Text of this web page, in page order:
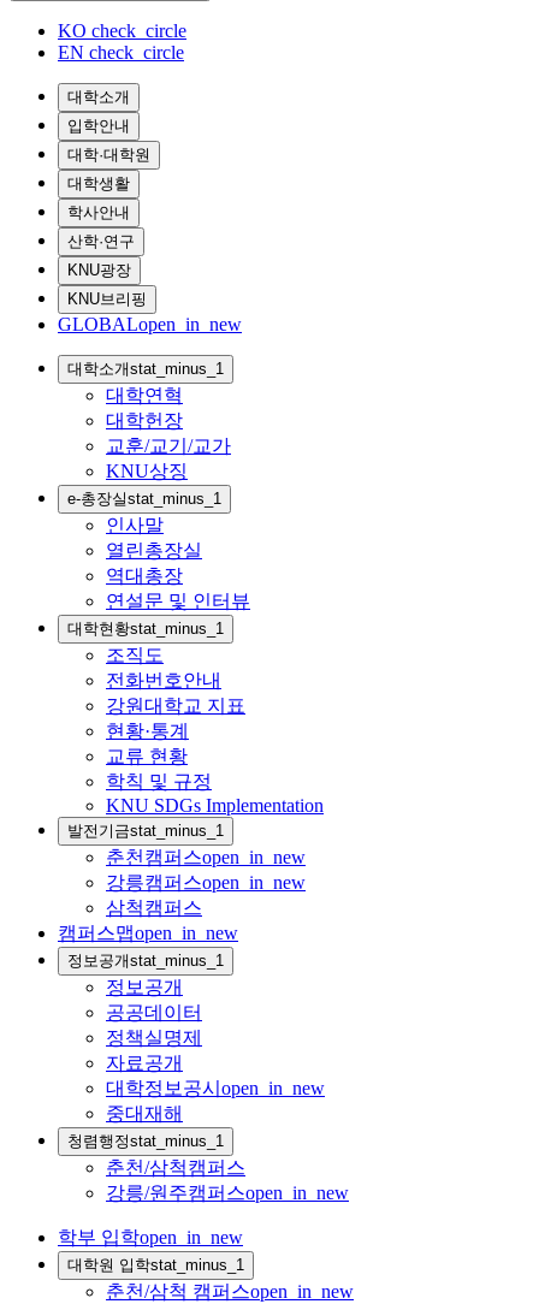
KO check_circle
EN check_circle
대학소개
입학안내
대학·대학원
대학생활
학사안내
산학·연구
KNU광장
KNU브리핑
GLOBALopen_in_new
대학소개stat_minus_1
대학연혁
대학헌장
교훈/교기/교가
KNU상징
e-총장실stat_minus_1
인사말
열린총장실
역대총장
연설문 및 인터뷰
대학현황stat_minus_1
조직도
전화번호안내
강원대학교 지표
현황·통계
교류 현황
학칙 및 규정
KNU SDGs Implementation
발전기금stat_minus_1
춘천캠퍼스open_in_new
강릉캠퍼스open_in_new
삼척캠퍼스
캠퍼스맵open_in_new
정보공개stat_minus_1
정보공개
공공데이터
정책실명제
자료공개
대학정보공시 open_in_new
중대재해
청렴행정stat_minus_1
춘천/삼척캠퍼스
강릉/원주캠퍼스open_in_new
학부 입학open_in_new
대학원 입학stat_minus_1
춘천/삼척 캠퍼스open_in_new